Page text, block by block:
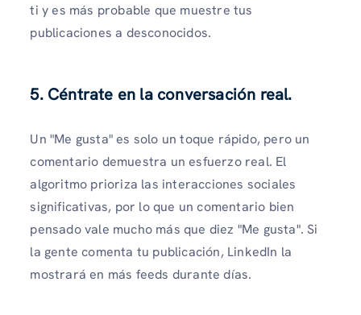
ti y es más probable que muestre tus
publicaciones a desconocidos.
5. Céntrate en la conversación real.
Un "Me gusta" es solo un toque rápido, pero un
comentario demuestra un esfuerzo real. El
algoritmo prioriza las interacciones sociales
significativas, por lo que un comentario bien
pensado vale mucho más que diez "Me gusta". Si
la gente comenta tu publicación, LinkedIn la
mostrará en más feeds durante días.